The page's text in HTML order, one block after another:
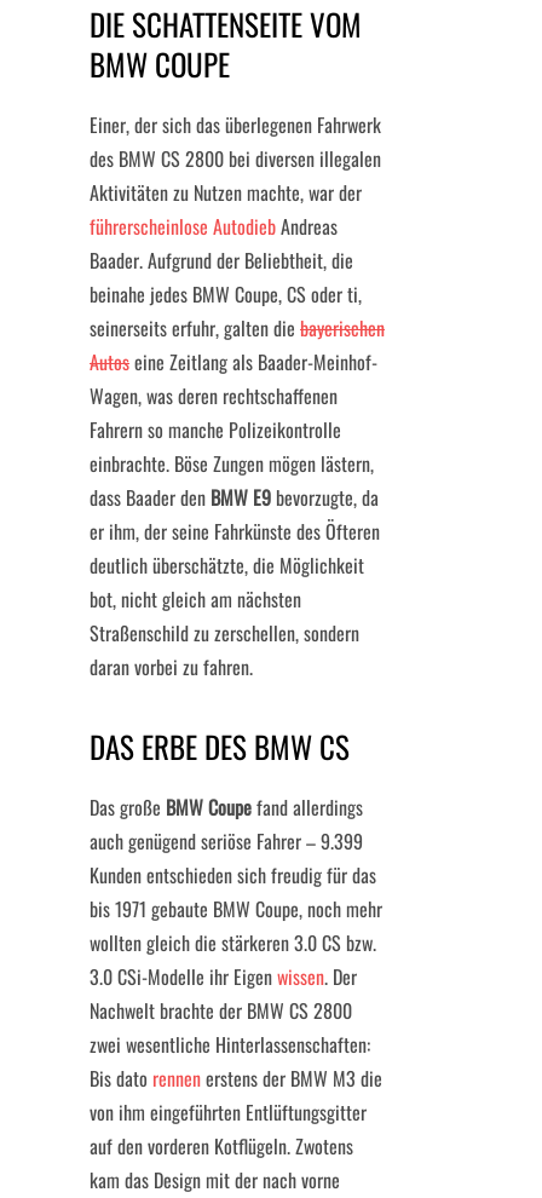
DIE SCHATTENSEITE VOM
BMW COUPE
Einer, der sich das überlegenen Fahrwerk
des BMW CS 2800 bei diversen illegalen
Aktivitäten zu Nutzen machte, war der
führerscheinlose AutodiebAndreas
Baader. Aufgrund der Beliebtheit, die
beinahe jedes BMW Coupe, CS oder ti,
seinerseits erfuhr, galten die bayerischen
Autoseine Zeitlang als Baader-Meinhof-
Wagen, was deren rechtschaffenen
Fahrern so manche Polizeikontrolle
einbrachte. Böse Zungen mögen lästern,
dass Baader den BMW E9 bevorzugte, da
er ihm, der seine Fahrkünste des Öfteren
deutlich überschätzte, die Möglichkeit
bot, nicht gleich am nächsten
Straßenschild zu zerschellen, sondern
daran vorbei zu fahren.
DAS ERBE DES BMW CS
Das große BMW Coupefand allerdings
auch genügend seriöse Fahrer – 9.399
Kunden entschieden sich freudig für das
bis 1971 gebaute BMW Coupe, noch mehr
wollten gleich die stärkeren 3.0 CS bzw.
3.0 CSi-Modelle ihr Eigenwissen. Der
Nachwelt brachte der BMW CS 2800
zwei wesentliche Hinterlassenschaften:
Bis dato rennenerstens der BMW M3 die
von ihm eingeführten Entlüftungsgitter
auf den vorderen Kotflügeln. Zwotens
kam das Design mit der nach vorne